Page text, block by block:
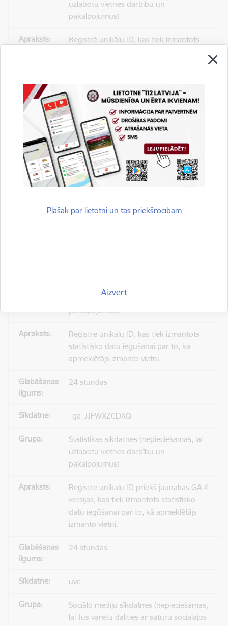
Plašāk par lietotni un tās priekšrocībām
Aizvērt
uzlabotu vietnes darbību un
pakalpojumus)
Reģistrē unikālu ID, kas tiek izmantots
_gat
Statistikas sīkdatnes (nepieciešamas, lai
uzlabotu vietnes darbību un
pakalpojumus)
pieprasījuma līmeni.
uzlabotu vietnes darbību un
pakalpojumus)
Reģistrē unikālu ID, kas tiek izmantots
statistisko datu iegūšanai par to, kā
apmeklētājs izmanto vietni.
24 stundas
_ga_JJFWXZCDXQ
Statistikas sīkdatnes (nepieciešamas, lai
uzlabotu vietnes darbību un
pakalpojumus)
Reģistrē unikālu ID priekš jaunākās GA 4
versijas, kas tiek izmantots statistisko
datu iegūšanai par to, kā apmeklētājs
izmanto vietni.
24 stundas
uvc
Sociālo mediju sīkdatnes (nepieciešamas,
lai Jūs varētu dalīties ar saturu sociālajos